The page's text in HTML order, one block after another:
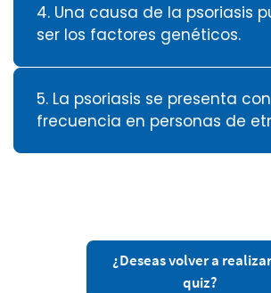
4. Una causa de la psoriasis
ser los factores genéticos.
5. La psoriasis se presenta
frecuencia en personas de
¿Deseas volver a
quiz?